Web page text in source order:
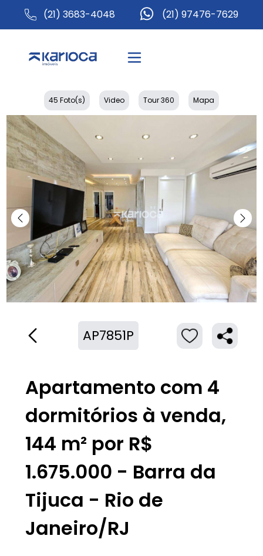
(21) 3683-4048 (21) 97476-7629
AP7851P
Apartamento com 4
dormitórios à venda,
144 m² por R$
1.675.000 - Barra da
Tijuca - Rio de
Janeiro/RJ
45 Foto(s) Video Tour 360 Mapa